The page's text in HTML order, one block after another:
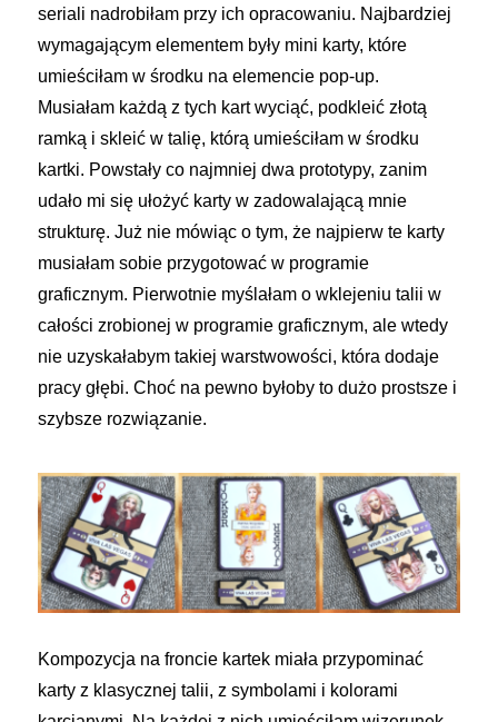
seriali nadrobiłam przy ich opracowaniu. Najbardziej
wymagającym elementem były mini karty, które
umieściłam w środku na elemencie pop-up.
Musiałam każdą z tych kart wyciąć, podkleić złotą
ramką i skleić w talię, którą umieściłam w środku
kartki. Powstały co najmniej dwa prototypy, zanim
udało mi się ułożyć karty w zadowalającą mnie
strukturę. Już nie mówiąc o tym, że najpierw te karty
musiałam sobie przygotować w programie
graficznym. Pierwotnie myślałam o wklejeniu talii w
całości zrobionej w programie graficznym, ale wtedy
nie uzyskałabym takiej warstwowości, która dodaje
pracy głębi. Choć na pewno byłoby to dużo prostsze i
szybsze rozwiązanie.
Kompozycja na froncie kartek miała przypominać
karty z klasycznej talii, z symbolami i kolorami